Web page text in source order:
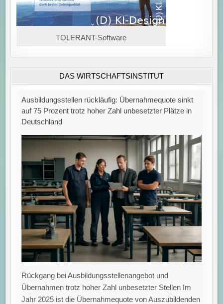
TOLERANT-Software
DAS WIRTSCHAFTSINSTITUT
Ausbildungsstellen rückläufig: Übernahmequote sinkt
auf 75 Prozent trotz hoher Zahl unbesetzter Plätze in
Deutschland
Rückgang bei Ausbildungsstellenangebot und
Übernahmen trotz hoher Zahl unbesetzter Stellen Im
Jahr 2025 ist die Übernahmequote von Auszubildenden